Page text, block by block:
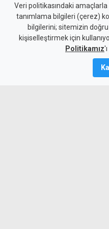
"Sürecin
engel,
çözümü
Veri politikasındaki amaçlarla
tanımlama bilgileri (çerez)
bilgilerini; sitemizin doğru
kişiselleştirmek için
Politikamız